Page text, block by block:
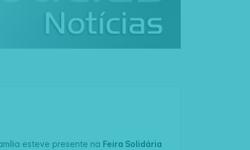
esteve presente na Feira Solidária